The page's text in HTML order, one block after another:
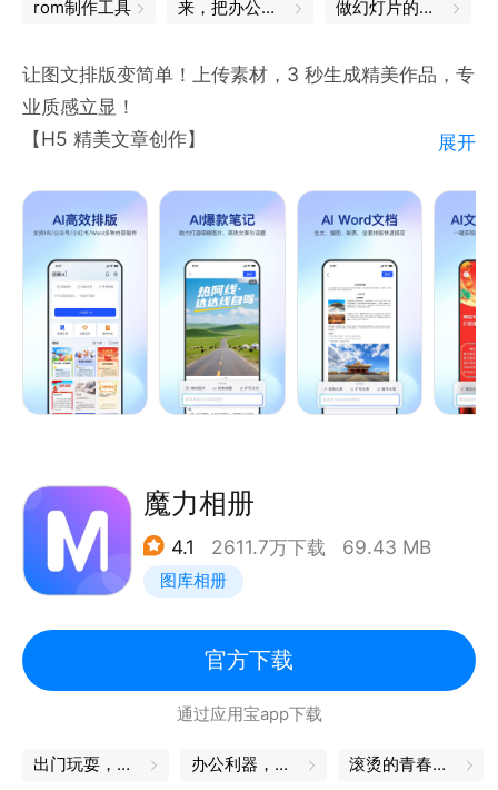
- 打造“个人公众号”，成为美篇网红
经营个人专栏与作品集，展示作家般的才华与创作。凭
借独特才华，吸引10W+读者，成就美篇网红之路
微信公众号：美篇助手
官方微博：美篇App
rom制作工具 来，把办公桌装进口袋里 做幻灯片的软件
让图文排版变简单！上传素材，3 秒生成精美作品，专
业质感立显！
【H5 精美文章创作】
晰、排版高级的文章。支持导出为图片、二维码、文
件、H5，多渠道一键分享，轻松引爆传播。
【公众号排版神器】
输入主题，可选择制作“文章、图文”2种不同展示效果
的公众号，自带高级简约排版，还可一键同步至公众
号。 帮你轻松完成从写稿、排版到发布的全过程。
【小红书爆款生成器】
一键同步至小红书，堪称自媒体工作者的创作神器！
【专业 Word 文档生成】
上传内容，AI 自动完成文字、图片、图表与排版，专
业文档一键生成，让手机编辑更高效！
AI 小助手能主动捕捉你的意图，提供布局色彩、内容
主题等建议，帮你快速打造更精致、更高级的作品。
手机、电脑无缝衔接，排版进度实时同步。随时随地随
展开
魔力相册
4.1 2611.7万下载 69.43 MB
图库相册
官方下载
通过应用宝app下载
出门玩耍，这些App帮你省心 办公利器，让工作更轻松 滚烫的青春，永远的心跳